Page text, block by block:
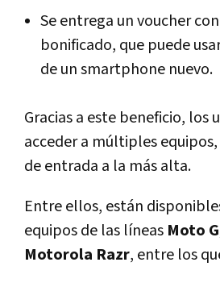
Se entrega un voucher
bonificado, que puede
de un smartphone nuevo.
Gracias a este beneficio, los
acceder a múltiples
de entrada a la más alta.
Entre ellos, están
equipos de las líneas Moto
Motorola Razr, entre los